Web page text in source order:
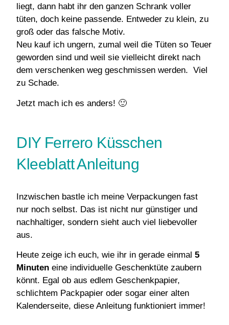
liegt, dann habt ihr den ganzen Schrank voller
tüten, doch keine passende. Entweder zu klein, zu
groß oder das falsche Motiv.
Neu kauf ich ungern, zumal weil die Tüten so Teuer
geworden sind und weil sie vielleicht direkt nach
dem verschenken weg geschmissen werden. Viel
zu Schade.
Jetzt mach ich es anders! 🙂
DIY Ferrero Küsschen
Kleeblatt Anleitung
Inzwischen bastle ich meine Verpackungen fast
nur noch selbst. Das ist nicht nur günstiger und
nachhaltiger, sondern sieht auch viel liebevoller
aus.
Heute zeige ich euch, wie ihr in gerade einmal5
Minuten eine individuelle Geschenktüte zaubern
könnt. Egal ob aus edlem Geschenkpapier,
schlichtem Packpapier oder sogar einer alten
Kalenderseite, diese Anleitung funktioniert immer!